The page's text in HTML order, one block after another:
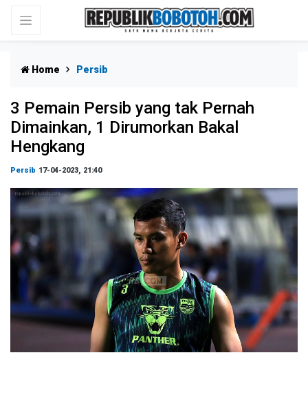
Home Persib
3 Pemain Persib yang tak Pernah
Dimainkan, 1 Dirumorkan Bakal
Hengkang
Persib 17-04-2023, 21:40